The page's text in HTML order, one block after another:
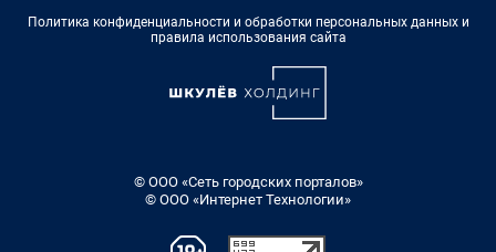
Политика конфиденциальности и обработки персональных данных и
правила использования сайта
© ООО «Сеть городских порталов»
© ООО «Интернет Технологии»